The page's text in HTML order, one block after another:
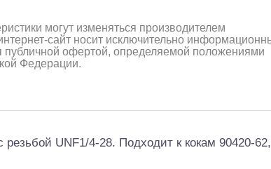
могут изменяться производителем
сайт носит исключительно
публичной офертой, определяемой положениями
Федерации.
резьбой UNF1/4-28. Подходит к кокам 90420-